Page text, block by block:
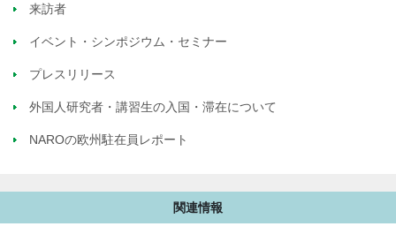
来訪者
イベント・シンポジウム・セミナー
プレスリリース
外国人研究者・講習生の入国・滞在について
NAROの欧州駐在員レポート
関連情報